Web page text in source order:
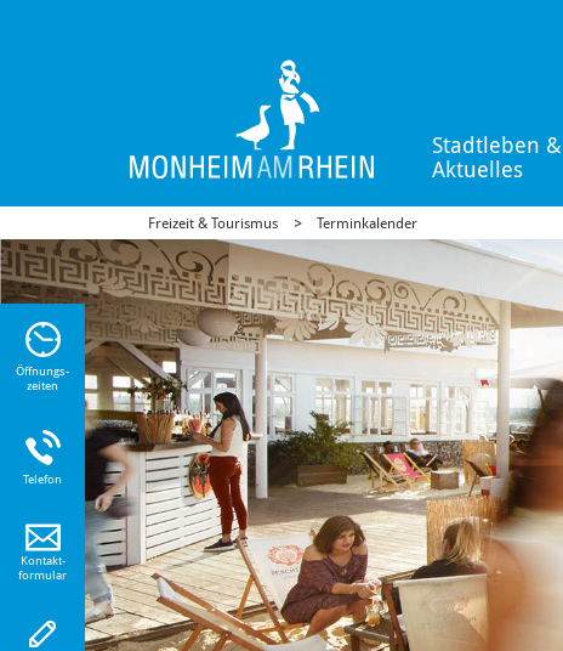
Stadtleben &
Aktuelles
Freizeit & Tourismus Terminkalender
Öffnungs-
zeiten
Telefon
Kontakt-
formular
Sie
zu